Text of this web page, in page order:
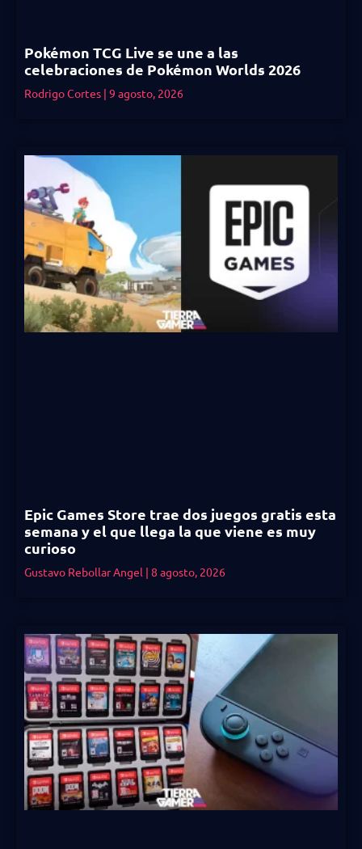
Pokémon TCG Live se une a las
celebraciones de Pokémon Worlds 2026
Rodrigo Cortes 9 agosto, 2026
Epic Games Store trae dos juegos gratis esta
semana y el que llega la que viene es muy
curioso
Gustavo Rebollar Angel 8 agosto, 2026